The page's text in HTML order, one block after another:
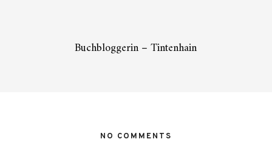
Buchbloggerin – Tintenhain
NO COMMENTS